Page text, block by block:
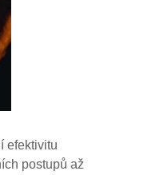
efektivitu
postupů až